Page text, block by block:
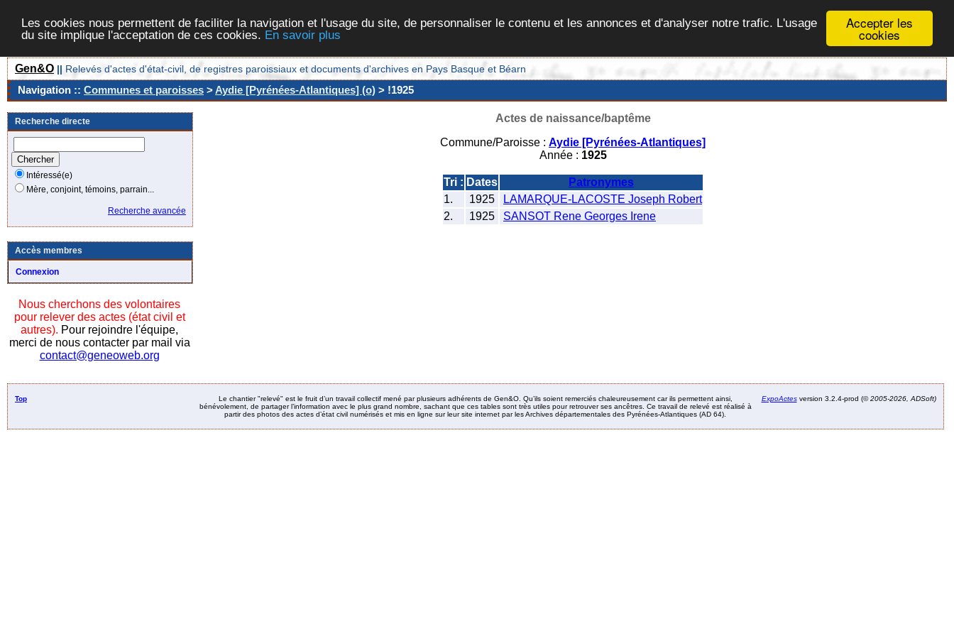
Accepter les
cookies
Les cookies nous permettent de faciliter la navigation et l'usage du site, de personnaliser le contenu et les annonces et d'analyser notre trafic. L'usage
du site implique l'acceptation de ces cookies. En savoir plus
Gen&O || Relevés d'actes d'état-civil, de registres paroissiaux et documents d'archives en Pays Basque et Béarn
Navigation :: Communes et paroisses >Aydie [Pyrénées-Atlantiques] (o) > !1925
Recherche directe
Intéressé(e)
Mère, conjoint, témoins, parrain...
Recherche avancée
Accès membres
Connexion
Nous cherchons des volontaires
pour relever des actes (état civil et
autres). Pour rejoindre l'équipe,
merci de nous contacter par mail via
contact@geneoweb.org
Actes de naissance/baptême
Commune/Paroisse : Aydie [Pyrénées-Atlantiques]
Année : 1925
Tri : Dates
Patronymes
1.
1925
LAMARQUE-LACOSTE Joseph Robert
2.
1925 SANSOT Rene Georges Irene
Top
Le chantier "relevé" est le fruit d’un travail collectif mené par plusieurs adhérents de Gen&O. Qu’ils soient remerciés chaleureusement car ils permettent ainsi,
bénévolement, de partager l’information avec le plus grand nombre, sachant que ces tables sont très utiles pour retrouver ses ancêtres. Ce travail de relevé est réalisé à
partir des photos des actes d’état civil numérisés et mis en ligne sur leur site internet par les Archives départementales des Pyrénées-Atlantiques (AD 64).
ExpoActesversion 3.2.4-prod (©2005-2026, ADSoft)